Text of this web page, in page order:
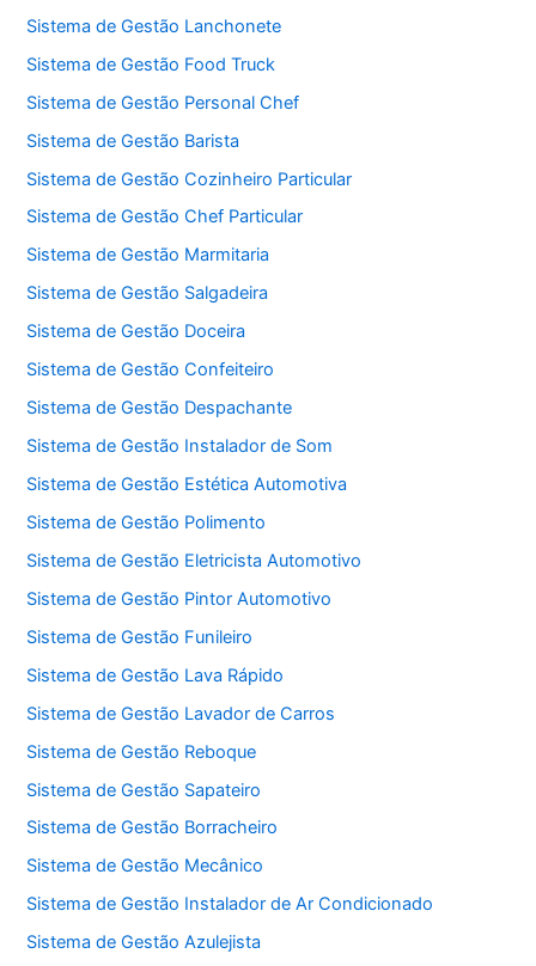
Sistema de Gestão Lanchonete
Sistema de Gestão Food Truck
Sistema de Gestão Personal Chef
Sistema de Gestão Barista
Sistema de Gestão Cozinheiro Particular
Sistema de Gestão Chef Particular
Sistema de Gestão Marmitaria
Sistema de Gestão Salgadeira
Sistema de Gestão Doceira
Sistema de Gestão Confeiteiro
Sistema de Gestão Despachante
Sistema de Gestão Instalador de Som
Sistema de Gestão Estética Automotiva
Sistema de Gestão Polimento
Sistema de Gestão Eletricista Automotivo
Sistema de Gestão Pintor Automotivo
Sistema de Gestão Funileiro
Sistema de Gestão Lava Rápido
Sistema de Gestão Lavador de Carros
Sistema de Gestão Reboque
Sistema de Gestão Sapateiro
Sistema de Gestão Borracheiro
Sistema de Gestão Mecânico
Sistema de Gestão Instalador de Ar Condicionado
Sistema de Gestão Azulejista